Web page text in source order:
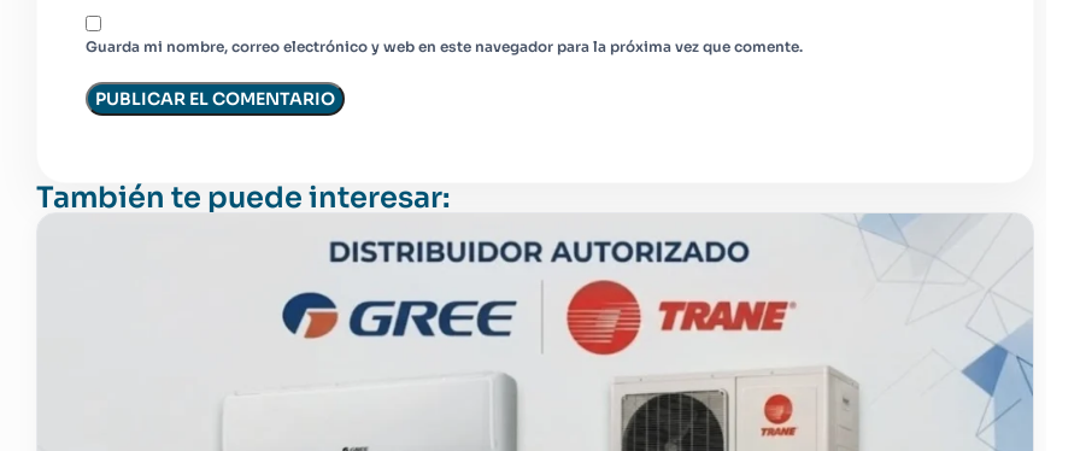
Guarda mi nombre, correo electrónico y web en este navegador para la próxima vez que comente.
También te puede interesar: